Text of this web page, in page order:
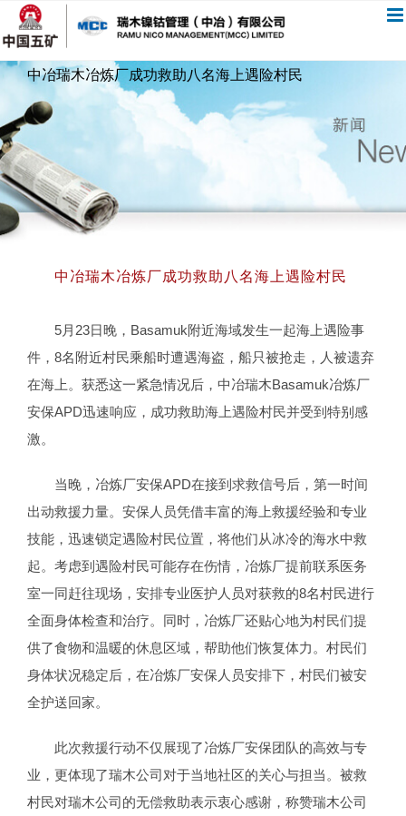
过
内
中冶瑞木冶炼厂成功救助八名海上遇险村民
中冶瑞木冶炼厂成功救助八名海上遇险村民
5月23日晚，Basamuk附近海域发生一起海上遇险事
件，8名附近村民乘船时遭遇海盗，船只被抢走，人被遗弃
在海上。获悉这一紧急情况后，中冶瑞木Basamuk冶炼厂
安保APD迅速响应，成功救助海上遇险村民并受到特别感
激。
当晚，冶炼厂安保APD在接到求救信号后，第一时间
出动救援力量。安保人员凭借丰富的海上救援经验和专业
技能，迅速锁定遇险村民位置，将他们从冰冷的海水中救
起。考虑到遇险村民可能存在伤情，冶炼厂提前联系医务
室一同赶往现场，安排专业医护人员对获救的8名村民进行
全面身体检查和治疗。同时，冶炼厂还贴心地为村民们提
供了食物和温暖的休息区域，帮助他们恢复体力。村民们
身体状况稳定后，在冶炼厂安保人员安排下，村民们被安
全护送回家。
此次救援行动不仅展现了冶炼厂安保团队的高效与专
业，更体现了瑞木公司对于当地社区的关心与担当。被救
村民对瑞木公司的无偿救助表示衷心感谢，称赞瑞木公司